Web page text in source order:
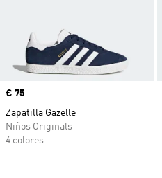
Precio
€ 75
Zapatilla Gazelle
Niños Originals
4 colores